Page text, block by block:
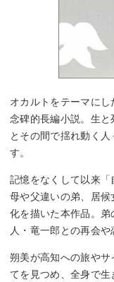
オカルトをテーマに
念碑的長編小説。生
とその間で揺れ動く
す。
記憶をなくして以来
母や父違いの弟、居
化を描いた本作品。
人・竜一郎との再会
朔美が高知への旅や
てを見つめ、全身で生